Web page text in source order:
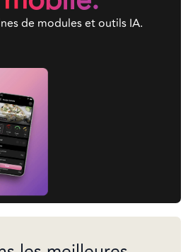
de modules et outils IA.